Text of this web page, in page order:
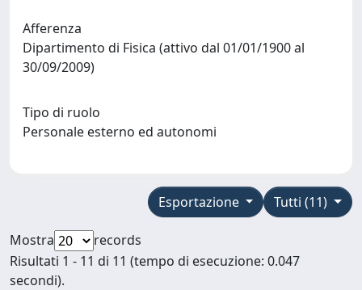
Afferenza
Dipartimento di Fisica (attivo dal 01/01/1900 al
30/09/2009)
Tipo di ruolo
Personale esterno ed autonomi
Tutti (11)
Esportazione
Mostra
records
Risultati 1 - 11 di 11 (tempo di esecuzione: 0.047
secondi).